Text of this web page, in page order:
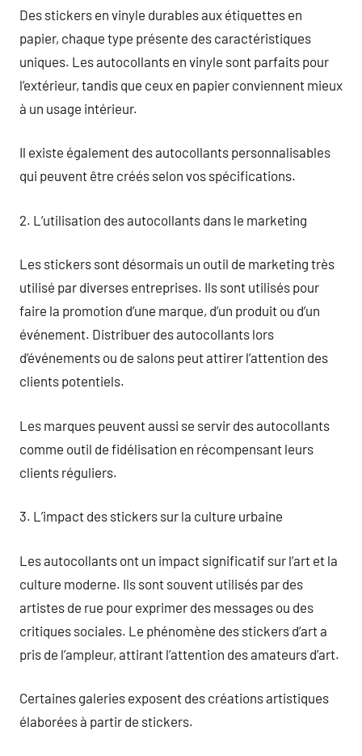
Des stickers en vinyle durables aux étiquettes en
papier, chaque type présente des caractéristiques
uniques. Les autocollants en vinyle sont parfaits pour
l’extérieur, tandis que ceux en papier conviennent mieux
à un usage intérieur.
Il existe également des autocollants personnalisables
qui peuvent être créés selon vos spécifications.
2. L’utilisation des autocollants dans le marketing
Les stickers sont désormais un outil de marketing très
utilisé par diverses entreprises. Ils sont utilisés pour
faire la promotion d’une marque, d’un produit ou d’un
événement. Distribuer des autocollants lors
d’événements ou de salons peut attirer l’attention des
clients potentiels.
Les marques peuvent aussi se servir des autocollants
comme outil de fidélisation en récompensant leurs
clients réguliers.
3. L’impact des stickers sur la culture urbaine
Les autocollants ont un impact significatif sur l’art et la
culture moderne. Ils sont souvent utilisés par des
artistes de rue pour exprimer des messages ou des
critiques sociales. Le phénomène des stickers d’art a
pris de l’ampleur, attirant l’attention des amateurs d’art.
Certaines galeries exposent des créations artistiques
élaborées à partir de stickers.